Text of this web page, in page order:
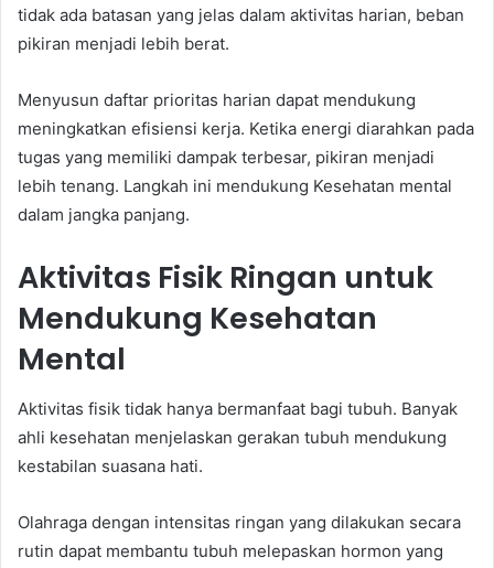
tidak ada batasan yang jelas dalam aktivitas harian, beban
pikiran menjadi lebih berat.
Menyusun daftar prioritas harian dapat mendukung
meningkatkan efisiensi kerja. Ketika energi diarahkan pada
tugas yang memiliki dampak terbesar, pikiran menjadi
lebih tenang. Langkah ini mendukung Kesehatan mental
dalam jangka panjang.
Aktivitas Fisik Ringan untuk
Mendukung Kesehatan
Mental
Aktivitas fisik tidak hanya bermanfaat bagi tubuh. Banyak
ahli kesehatan menjelaskan gerakan tubuh mendukung
kestabilan suasana hati.
Olahraga dengan intensitas ringan yang dilakukan secara
rutin dapat membantu tubuh melepaskan hormon yang